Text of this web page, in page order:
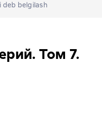
belgilash
Том 7.